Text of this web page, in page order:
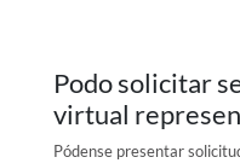
Podo solicitar
virtual
Pódense presentar